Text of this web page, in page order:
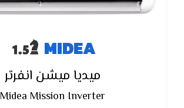
MIDEA
ميديا ميشن انفرتر
Midea Mission Inverter